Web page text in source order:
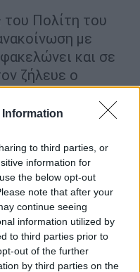
Information
to third parties, or
information for
the below opt-out
note that after your
continue seeing
information utilized by
to third parties prior to
out of the further
by third parties on the
Πολίτη του
με
και σε
ζήλευε ο
όπου μεταξύ
πρακτική
προσβάλει απλά
δημοκρατικούς
όπως τις πιο
της χώρας μας”
se-
no2-tha-ton-
gryllakis/).